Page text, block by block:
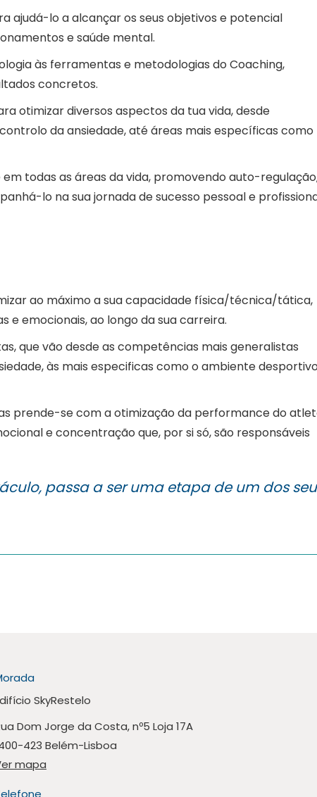
ajudá-lo a alcançar os seus objetivos e potencial
e saúde mental.
às ferramentas e metodologias do Coaching,
concretos.
otimizar diversos aspectos da tua vida, desde
da ansiedade, até áreas mais específicas como
todas as áreas da vida, promovendo auto-
lo na sua jornada de sucesso pessoal e
ao máximo a sua capacidade física/técnica/tática,
e emocionais, ao longo da sua carreira.
que vão desde as competências mais generalistas
às mais especificas como o ambiente
prende-se com a otimização da performance do
e concentração que, por si só, são responsáveis
passa a ser uma etapa de um dos
SkyRestelo
Dom Jorge da Costa, nº5 Loja 17A
423 Belém-Lisboa
mapa